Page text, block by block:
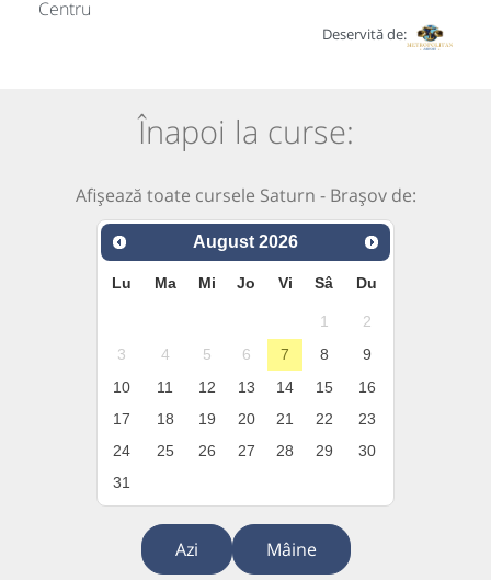
Centru
Deservită de:
Înapoi la curse:
Afișează toate cursele Saturn - Brașov de:
August 2026
Lu Ma Mi Jo Vi Sâ Du
1
2
3
4 5 6 7 8
9
10
11 12 13 14 15
16
17
18 19 20 21 22
23
24
25 26 27 28 29
30
31
Azi Mâine